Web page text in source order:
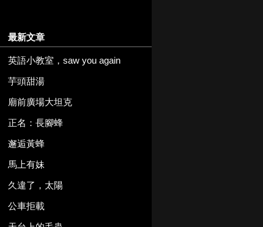
最新文章
英語小教室，saw you again
芋頭甜湯
廟前廣場大坦克
正名：長腳蜂
邂逅黃蜂
馬上有妹
久違了，太陽
公車拒載